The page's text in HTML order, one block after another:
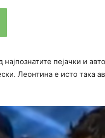
пејачки и
Леонтина е исто така